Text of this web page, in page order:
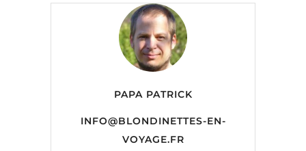
PAPA PATRICK
INFO@BLONDINETTES-EN-
VOYAGE.FR